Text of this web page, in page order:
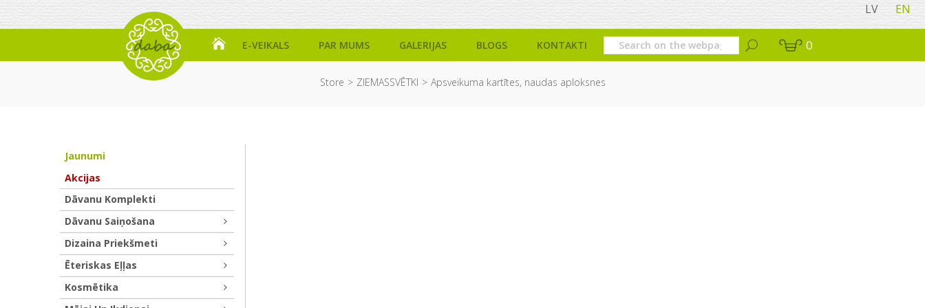
LV EN
E-VEIKALS PAR MUMS GALERIJAS BLOGS KONTAKTI 0
Store ZIEMASSVĒTKI Apsveikuma kartītes, naudas aploksnes
Jaunumi
Akcijas
Dāvanu Komplekti
Dāvanu Saiņošana
Dizaina Priekšmeti
Ēteriskas Eļļas
Kosmētika